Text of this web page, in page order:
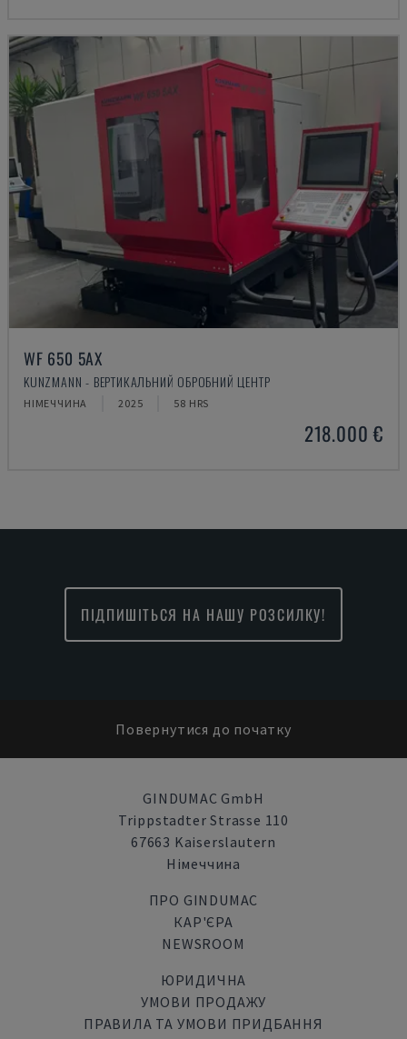
WF 650 5AX
KUNZMANN - ВЕРТИКАЛЬНИЙ ОБРОБНИЙ ЦЕНТР
НІМЕЧЧИНА 2025 58 HRS
218.000 €
ПІДПИШІТЬСЯ НА НАШУ РОЗСИЛКУ!
Повернутися до початку
GINDUMAC GmbH
Trippstadter Strasse 110
67663 Kaiserslautern
Німеччина
ПРО GINDUMAC
КАР'ЄРА
NEWSROOM
ЮРИДИЧНА
УМОВИ ПРОДАЖУ
ПРАВИЛА ТА УМОВИ ПРИДБАННЯ